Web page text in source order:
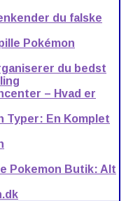
du falske
Pokémon
du bedst
– Hvad er
Typer: En Komplet
Pokemon Butik: Alt